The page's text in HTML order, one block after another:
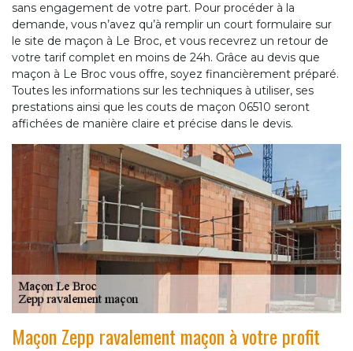
sans engagement de votre part. Pour procéder à la
demande, vous n’avez qu’à remplir un court formulaire sur
le site de maçon à Le Broc, et vous recevrez un retour de
votre tarif complet en moins de 24h. Grâce au devis que
maçon à Le Broc vous offre, soyez financièrement préparé.
Toutes les informations sur les techniques à utiliser, ses
prestations ainsi que les couts de maçon 06510 seront
affichées de manière claire et précise dans le devis.
Maçon Zepp ravalement maçon à votre profit